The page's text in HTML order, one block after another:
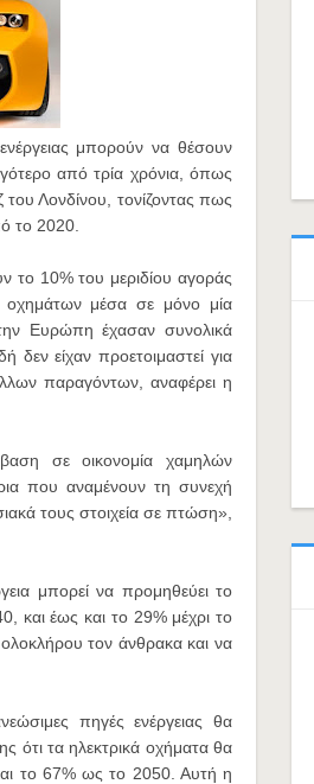
μπορούν να θέσουν
από τρία χρόνια, όπως
του Λονδίνου, τονίζοντας πως
το 2020.
10% του μεριδίου αγοράς
οχημάτων μέσα σε μόνο μία
στην Ευρώπη έχασαν συνολικά
είχαν προετοιμαστεί για
παραγόντων, αναφέρει η
σε οικονομία χαμηλών
που αναμένουν τη συνεχή
τους στοιχεία σε πτώση»,
μπορεί να προμηθεύει το
και έως και το 29% μέχρι το
ολοκλήρου τον άνθρακα και να
πηγές ενέργειας θα
ότι τα ηλεκτρικά οχήματα θα
το 67% ως το 2050. Αυτή η